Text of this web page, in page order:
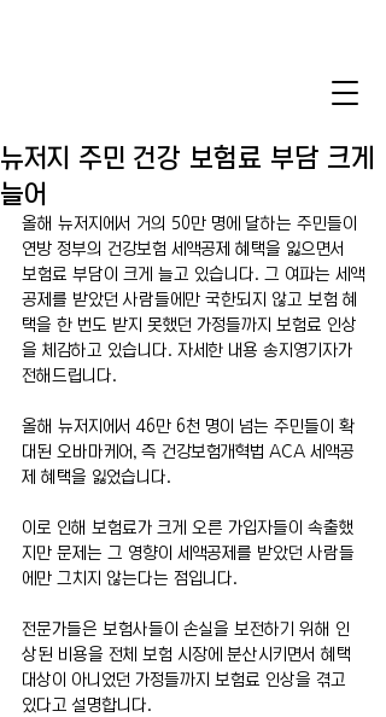
뉴저지 주민 건강 보험료 부담 크게
늘어
올해 뉴저지에서 거의 50만 명에 달하는 주민들이
연방 정부의 건강보험 세액공제 혜택을 잃으면서
보험료 부담이 크게 늘고 있습니다. 그 여파는 세액
공제를 받았던 사람들에만 국한되지 않고 보험 혜
택을 한 번도 받지 못했던 가정들까지 보험료 인상
을 체감하고 있습니다. 자세한 내용 송지영기자가
전해드립니다.
올해 뉴저지에서 46만 6천 명이 넘는 주민들이 확
대된 오바마케어, 즉 건강보험개혁법 ACA 세액공
제 혜택을 잃었습니다.
이로 인해 보험료가 크게 오른 가입자들이 속출했
지만 문제는 그 영향이 세액공제를 받았던 사람들
에만 그치지 않는다는 점입니다.
전문가들은 보험사들이 손실을 보전하기 위해 인
상된 비용을 전체 보험 시장에 분산시키면서 혜택
대상이 아니었던 가정들까지 보험료 인상을 겪고
있다고 설명합니다.